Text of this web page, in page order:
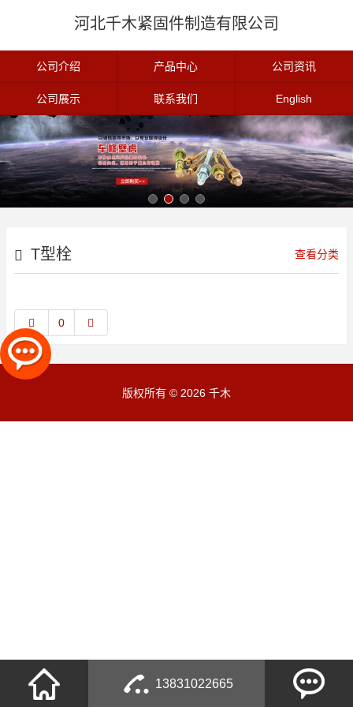
河北千木紧固件制造有限公司
公司介绍 产品中心 公司资讯
公司展示 联系我们 English
T型栓 查看分类
0
13831022665
版权所有 © 2026 千木